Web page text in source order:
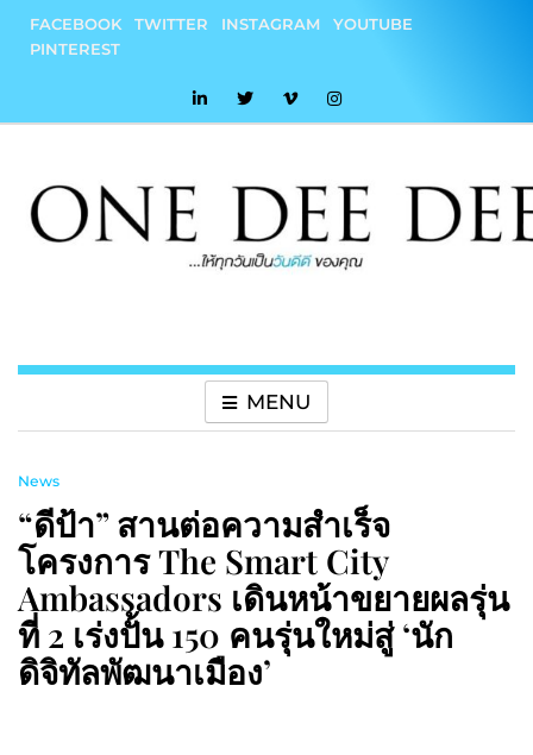
content
FACEBOOK TWITTER INSTAGRAM
YOUTUBE
PINTEREST
MENU
News
“ดีป้า” สานต่อความสำเร็จ
โครงการ The Smart City
Ambassadors เดินหน้าขยายผลรุ่น
ที่ 2 เร่งปั้น 150 คนรุ่นใหม่สู่ ‘นัก
ดิจิทัลพัฒนาเมือง’